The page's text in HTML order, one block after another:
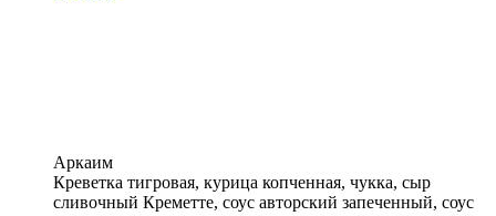
Аркаим
Креветка тигровая, курица копченная, чукка, сыр
сливочный Креметте, соус авторский запеченный, соус